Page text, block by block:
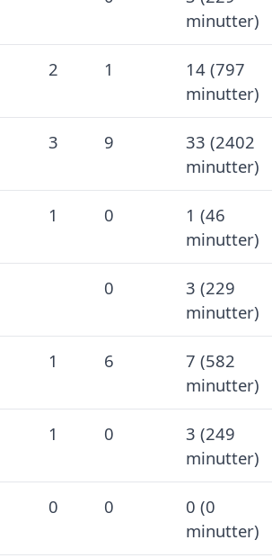
minutter)
2 1
14 (797
minutter)
3 9
33 (2402
minutter)
1 0
1 (46
minutter)
0
3 (229
minutter)
1 6
7 (582
minutter)
1 0
3 (249
minutter)
0 0
0 (0
minutter)